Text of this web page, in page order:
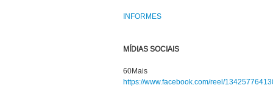
INFORMES
MÍDIAS SOCIAIS
60Mais
https://www.facebook.com/reel/